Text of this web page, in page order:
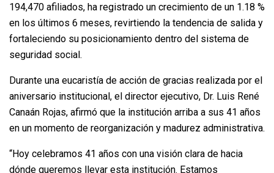
194,470 afiliados, ha registrado un crecimiento de un 1.18 %
en los últimos 6 meses, revirtiendo la tendencia de salida y
fortaleciendo su posicionamiento dentro del sistema de
seguridad social.
Durante una eucaristía de acción de gracias realizada por el
aniversario institucional, el director ejecutivo, Dr. Luis René
Canaán Rojas, afirmó que la institución arriba a sus 41 años
en un momento de reorganización y madurez administrativa.
“Hoy celebramos 41 años con una visión clara de hacia
dónde queremos llevar esta institución. Estamos